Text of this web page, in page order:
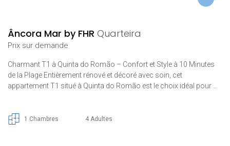
Âncora Mar by FHR Quarteira
Prix ​​sur demande
Charmant T1 à Quinta do Romão – Confort et Style à 10 Minutes
de la Plage Entièrement rénové et décoré avec soin, cet
appartement T1 situé à Quinta do Romão est le choix idéal pour …
1 Chambres 4 Adultes